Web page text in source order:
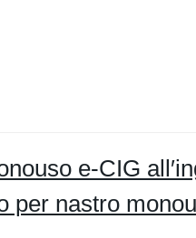
e-CIG
per nastro